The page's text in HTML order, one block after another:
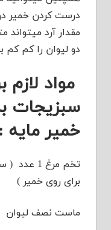
درست کردن خمیر
مقدار آرد
دو لیوان را کم کم
مواد لازم
سبزیجات
خمیر مایه :
تخم مرغ
برای روی خمیر )
ماست نصف لیوان